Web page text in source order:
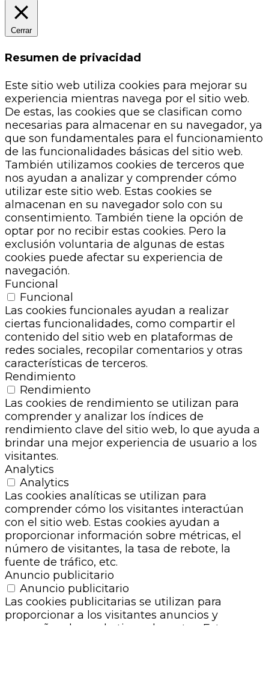
Cerrar
Resumen de privacidad
Este sitio web utiliza cookies para mejorar su
experiencia mientras navega por el sitio web.
De estas, las cookies que se clasifican como
necesarias para almacenar en su navegador, ya
que son fundamentales para el funcionamiento
de las funcionalidades básicas del sitio web.
También utilizamos cookies de terceros que
nos ayudan a analizar y comprender cómo
utilizar este sitio web. Estas cookies se
almacenan en su navegador solo con su
consentimiento. También tiene la opción de
optar por no recibir estas cookies. Pero la
exclusión voluntaria de algunas de estas
cookies puede afectar su experiencia de
navegación.
Funcional
Funcional
Las cookies funcionales ayudan a realizar
ciertas funcionalidades, como compartir el
contenido del sitio web en plataformas de
redes sociales, recopilar comentarios y otras
características de terceros.
Rendimiento
Rendimiento
Las cookies de rendimiento se utilizan para
comprender y analizar los índices de
rendimiento clave del sitio web, lo que ayuda a
brindar una mejor experiencia de usuario a los
visitantes.
Analytics
Analytics
Las cookies analíticas se utilizan para
comprender cómo los visitantes interactúan
con el sitio web. Estas cookies ayudan a
proporcionar información sobre métricas, el
número de visitantes, la tasa de rebote, la
fuente de tráfico, etc.
Anuncio publicitario
Anuncio publicitario
Las cookies publicitarias se utilizan para
proporcionar a los visitantes anuncios y
campañas de marketing relevantes. Estas